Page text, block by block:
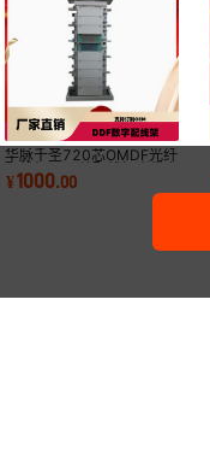
华脉千圣720芯OMDF光纤
配线架ODF总配线柜光缆交
接箱机架式19英寸
¥1000.00